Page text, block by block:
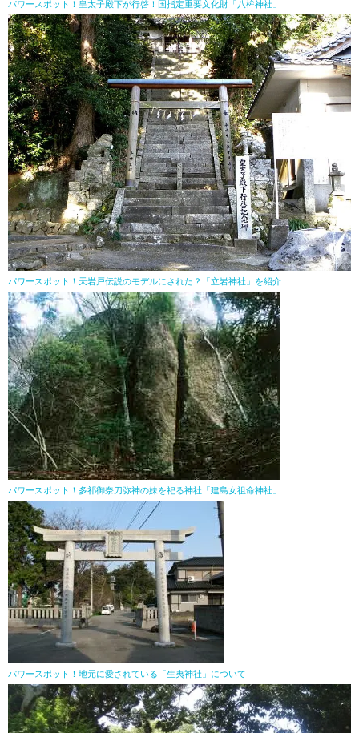
パワースポット！皇太子殿下が行啓！国指定重要文化財「八桙神社」
パワースポット！天岩戸伝説のモデルにされた？「立岩神社」を紹介
パワースポット！多祁御奈刀弥神の妹を祀る神社「建島女祖命神社」
パワースポット！地元に愛されている「生夷神社」について